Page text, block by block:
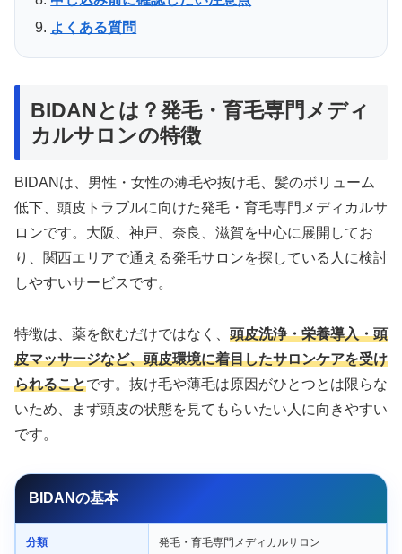
よくある質問
BIDANとは？発毛・育毛専門メディ
カルサロンの特徴
BIDANは、男性・女性の薄毛や抜け毛、髪のボリューム
低下、頭皮トラブルに向けた発毛・育毛専門メディカルサ
ロンです。大阪、神戸、奈良、滋賀を中心に展開してお
り、関西エリアで通える発毛サロンを探している人に検討
しやすいサービスです。
特徴は、薬を飲むだけではなく、 頭皮洗浄・栄養導入・頭
皮マッサージなど、頭皮環境に着目したサロンケアを受け
られることです。抜け毛や薄毛は原因がひとつとは限らな
いため、まず頭皮の状態を見てもらいたい人に向きやすい
です。
BIDANの基本
分類 発毛・育毛専門メディカルサロン